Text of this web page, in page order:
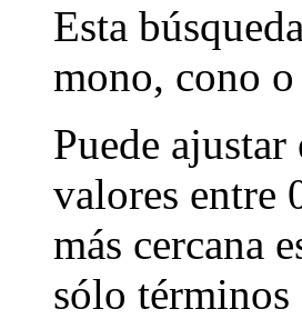
Esta
mono, cono
Puede
valores entre
más cercana
sólo